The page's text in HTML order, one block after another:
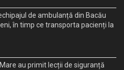
de ambulanță din Bacău
în timp ce transporta pacienți la
au primit lecții de siguranță